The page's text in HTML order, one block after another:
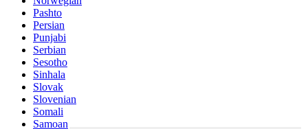
Pashto
Persian
Punjabi
Serbian
Sesotho
Sinhala
Slovak
Slovenian
Somali
Samoan